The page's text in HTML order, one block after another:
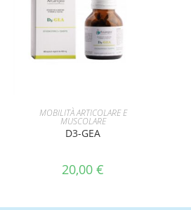
AGGIUNGI AL CARRELLO
MOBILITÀ ARTICOLARE E
MUSCOLARE
D3-GEA
20,00€